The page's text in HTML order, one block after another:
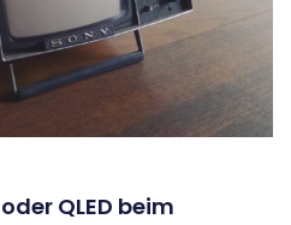
QLED beim